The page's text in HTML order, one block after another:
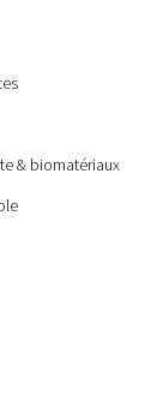
& biomatériaux